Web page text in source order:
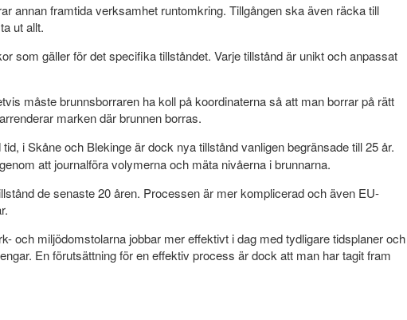
annan framtida verksamhet runtomkring. Tillgången ska även räcka till
ut allt.
som gäller för det specifika tillståndet. Varje tillstånd är unikt och anpassat
måste brunnsborraren ha koll på koordinaterna så att man borrar på rätt
marken där brunnen borras.
i Skåne och Blekinge är dock nya tillstånd vanligen begränsade till 25 år.
att journalföra volymerna och mäta nivåerna i brunnarna.
de senaste 20 åren. Processen är mer komplicerad och även EU-
och miljödomstolarna jobbar mer effektivt i dag med tydligare tidsplaner och
En förutsättning för en effektiv process är dock att man har tagit fram